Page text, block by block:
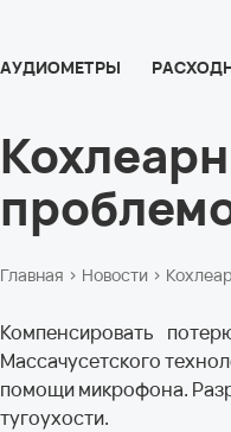
АУДИОМЕТРЫ
Главная › Новости ›
Компенсировать
Массачусетского
помощи микрофона.
тугоухости.